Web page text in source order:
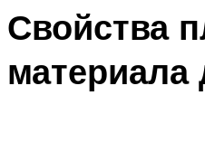
Свойства
материала